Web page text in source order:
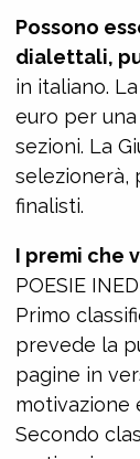
Possono
dialettali,
in italiano.
euro per
sezioni. La
selezionerà,
finalisti.
I premi che
POESIE
Primo
prevede la
pagine in
motivazione
Secondo